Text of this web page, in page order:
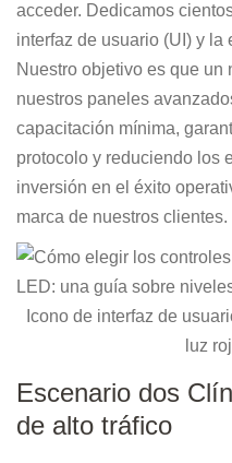
acceder. Dedicamos
interfaz de usuario (UI) y
Nuestro objetivo es que un
nuestros paneles
capacitación mínima,
protocolo y reduciendo los
inversión en el éxito
marca de nuestros clientes.
Icono de interfaz de
luz
Escenario dos
de alto tráfico